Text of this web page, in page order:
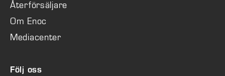
Återförsäljare
Om Enoc
Mediacenter
Följ oss